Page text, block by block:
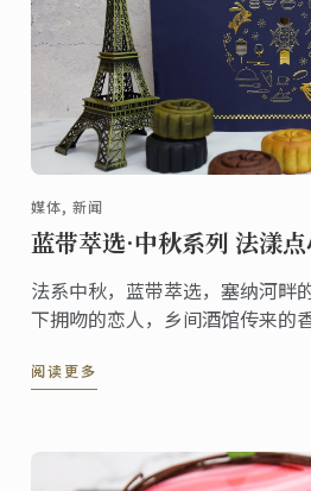
媒体, 新闻
蓝带萃选·中秋系列 法漾
法系中秋，蓝带萃选，塞纳河畔
下拥吻的恋人，乡间酒馆传来的
年技艺加持！萃选出6款各具风味
阅读更多